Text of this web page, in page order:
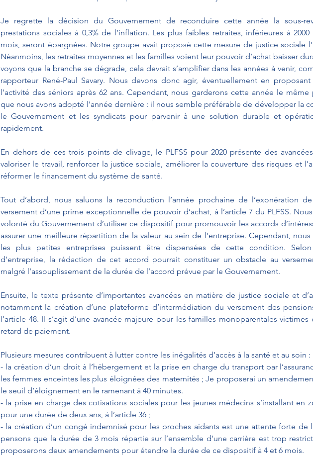
Je regrette la décision du Gouvernement de reconduire cette année la sous-
prestations sociales à 0,3% de l’inflation. Les plus faibles retraites, inférieures à
mois, seront épargnées. Notre groupe avait proposé cette mesure de justice sociale
Néanmoins, les retraites moyennes et les familles voient leur pouvoir d’achat baisser
voyons que la branche se dégrade, cela devrait s’amplifier dans les années à venir,
rapporteur René-Paul Savary. Nous devons donc agir, éventuellement en
l’activité des séniors après 62 ans. Cependant, nous garderons cette année le
que nous avons adopté l’année dernière : il nous semble préférable de développer la
le Gouvernement et les syndicats pour parvenir à une solution durable et
rapidement.
En dehors de ces trois points de clivage, le PLFSS pour 2020 présente des
valoriser le travail, renforcer la justice sociale, améliorer la couverture des risques et
réformer le financement du système de santé.
Tout d’abord, nous saluons la reconduction l’année prochaine de l’exonération
versement d’une prime exceptionnelle de pouvoir d’achat, à l’article 7 du PLFSS.
volonté du Gouvernement d’utiliser ce dispositif pour promouvoir les accords
assurer une meilleure répartition de la valeur au sein de l’entreprise. Cependant,
les plus petites entreprises puissent être dispensées de cette condition.
d’entreprise, la rédaction de cet accord pourrait constituer un obstacle au
malgré l’assouplissement de la durée de l’accord prévue par le Gouvernement.
Ensuite, le texte présente d’importantes avancées en matière de justice sociale et
notamment la création d’une plateforme d’intermédiation du versement des
l’article 48. Il s’agit d’une avancée majeure pour les familles monoparentales victimes
retard de paiement.
Plusieurs mesures contribuent à lutter contre les inégalités d’accès à la santé et au soin :
- la création d’un droit à l’hébergement et la prise en charge du transport par
les femmes enceintes les plus éloignées des maternités ; Je proposerai un
le seuil d’éloignement en le ramenant à 40 minutes.
- la prise en charge des cotisations sociales pour les jeunes médecins s’installant en
pour une durée de deux ans, à l’article 36 ;
- la création d’un congé indemnisé pour les proches aidants est une attente forte de
pensons que la durée de 3 mois répartie sur l’ensemble d’une carrière est trop
proposerons deux amendements pour étendre la durée de ce dispositif à 4 et 6 mois.